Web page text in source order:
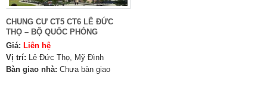
CHUNG CƯ CT5 CT6 LÊ ĐỨC
THỌ – BỘ QUỐC PHÒNG
Giá: Liên hệ
Vị trí: Lê Đức Thọ, Mỹ Đình
Bàn giao nhà: Chưa bàn giao